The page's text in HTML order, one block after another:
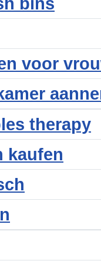
voor
therapy
kaufen